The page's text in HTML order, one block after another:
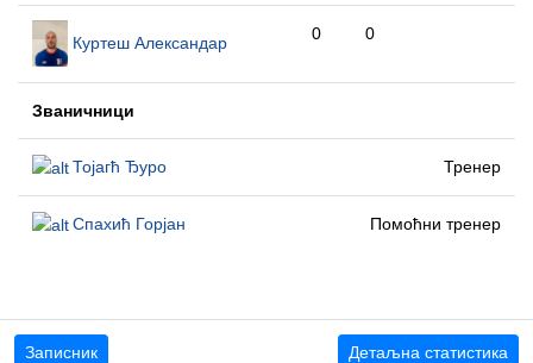
Куртеш Александар 0 0
Званичници
Тојагћ Ђуро Тренер
Спахић Горјан Помоћни тренер
Записник Детаљна статистика